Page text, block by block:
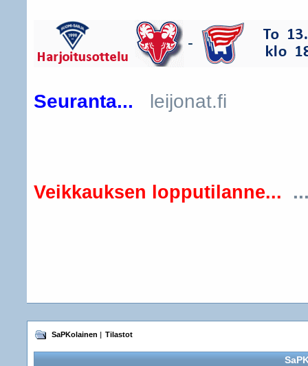
Seuranta... leijonat.fi
Veikkauksen lopputilanne...
SaPKolainen | Tilastot